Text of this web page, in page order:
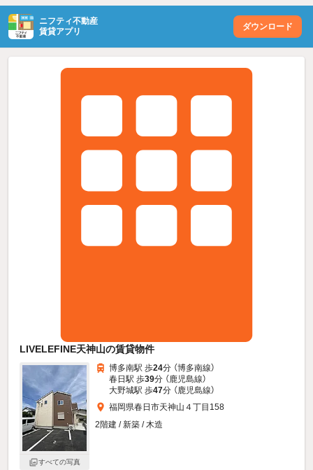
ニフティ不動産
賃貸アプリ
ダウンロード
LIVELEFINE天神山の賃貸物件
すべての写真
博多南駅 歩24分 （博多南線）
春日駅 歩39分 （鹿児島線）
大野城駅 歩47分 （鹿児島線）
福岡県春日市天神山４丁目158
2階建 / 新築 / 木造